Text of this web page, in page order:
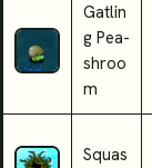
Gatlin
g Pea-
shroo
m
Squas